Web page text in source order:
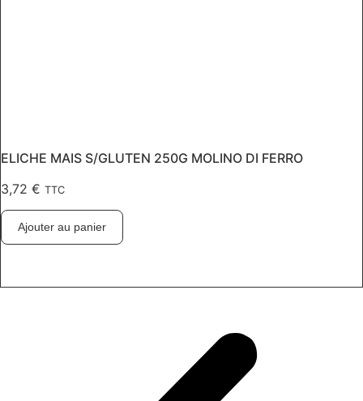
ELICHE MAIS S/GLUTEN 250G MOLINO DI FERRO
3,72 € TTC
Ajouter au panier